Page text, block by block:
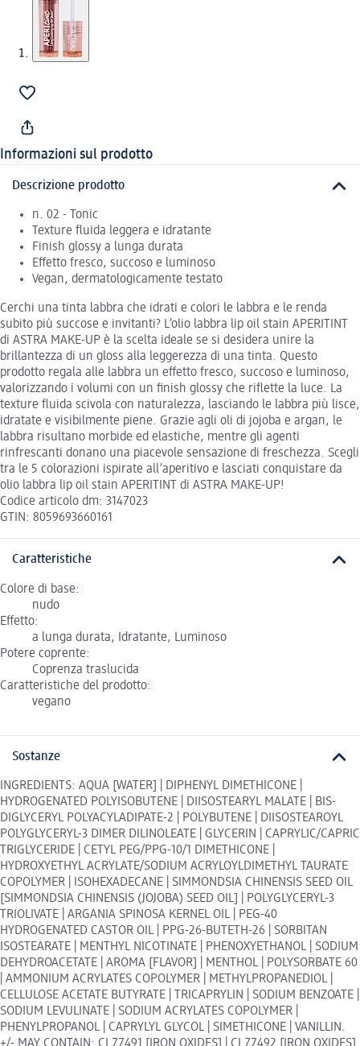
Informazioni sul prodotto
Descrizione prodotto
n. 02 - Tonic
Texture fluida leggera e idratante
Finish glossy a lunga durata
Effetto fresco, succoso e luminoso
Vegan, dermatologicamente testato
Cerchi una tinta labbra che idrati e colori le labbra e le renda
subito più succose e invitanti? L’olio labbra lip oil stain APERITINT
di ASTRA MAKE-UP è la scelta ideale se si desidera unire la
brillantezza di un gloss alla leggerezza di una tinta. Questo
prodotto regala alle labbra un effetto fresco, succoso e luminoso,
valorizzando i volumi con un finish glossy che riflette la luce. La
texture fluida scivola con naturalezza, lasciando le labbra più lisce,
idratate e visibilmente piene. Grazie agli oli di jojoba e argan, le
labbra risultano morbide ed elastiche, mentre gli agenti
rinfrescanti donano una piacevole sensazione di freschezza. Scegli
tra le 5 colorazioni ispirate all’aperitivo e lasciati conquistare da
olio labbra lip oil stain APERITINT di ASTRA MAKE-UP!
Codice articolo dm: 3147023
GTIN: 8059693660161
Caratteristiche
Colore di base:
nudo
Effetto:
a lunga durata, Idratante, Luminoso
Potere coprente:
Coprenza traslucida
Caratteristiche del prodotto:
vegano
Sostanze
INGREDIENTS: AQUA [WATER] | DIPHENYL DIMETHICONE |
HYDROGENATED POLYISOBUTENE | DIISOSTEARYL MALATE | BIS-
DIGLYCERYL POLYACYLADIPATE-2 | POLYBUTENE | DIISOSTEAROYL
POLYGLYCERYL-3 DIMER DILINOLEATE | GLYCERIN | CAPRYLIC/CAPRIC
TRIGLYCERIDE | CETYL PEG/PPG-10/1 DIMETHICONE |
HYDROXYETHYL ACRYLATE/SODIUM ACRYLOYLDIMETHYL TAURATE
COPOLYMER | ISOHEXADECANE | SIMMONDSIA CHINENSIS SEED OIL
[SIMMONDSIA CHINENSIS (JOJOBA) SEED OIL] | POLYGLYCERYL-3
TRIOLIVATE | ARGANIA SPINOSA KERNEL OIL | PEG-40
HYDROGENATED CASTOR OIL | PPG-26-BUTETH-26 | SORBITAN
ISOSTEARATE | MENTHYL NICOTINATE | PHENOXYETHANOL | SODIUM
DEHYDROACETATE | AROMA [FLAVOR] | MENTHOL | POLYSORBATE 60
| AMMONIUM ACRYLATES COPOLYMER | METHYLPROPANEDIOL |
CELLULOSE ACETATE BUTYRATE | TRICAPRYLIN | SODIUM BENZOATE |
SODIUM LEVULINATE | SODIUM ACRYLATES COPOLYMER |
PHENYLPROPANOL | CAPRYLYL GLYCOL | SIMETHICONE | VANILLIN.